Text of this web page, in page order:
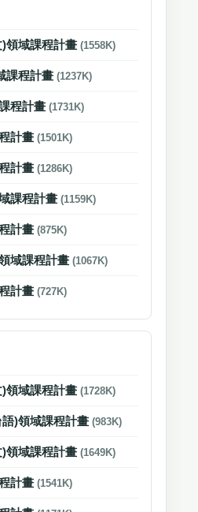
領域課程計畫 (1558K)
課程計畫 (1237K)
程計畫 (1731K)
計畫 (1501K)
計畫 (1286K)
課程計畫 (1159K)
計畫 (875K)
域課程計畫 (1067K)
計畫 (727K)
領域課程計畫 (1728K)
)領域課程計畫 (983K)
領域課程計畫 (1649K)
計畫 (1541K)